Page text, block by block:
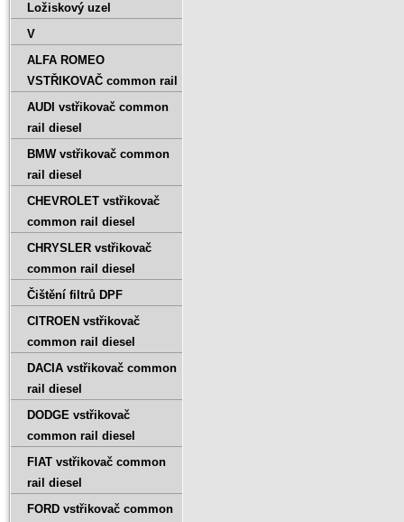
Ložiskový uzel
V
ALFA ROMEO
VSTŘIKOVAČ common rail
AUDI vstřikovač common
rail diesel
BMW vstřikovač common
rail diesel
CHEVROLET vstřikovač
common rail diesel
CHRYSLER vstřikovač
common rail diesel
Čištění filtrů DPF
CITROEN vstřikovač
common rail diesel
DACIA vstřikovač common
rail diesel
DODGE vstřikovač
common rail diesel
FIAT vstřikovač common
rail diesel
FORD vstřikovač common